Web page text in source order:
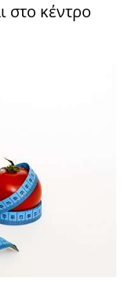
στο κέντρο